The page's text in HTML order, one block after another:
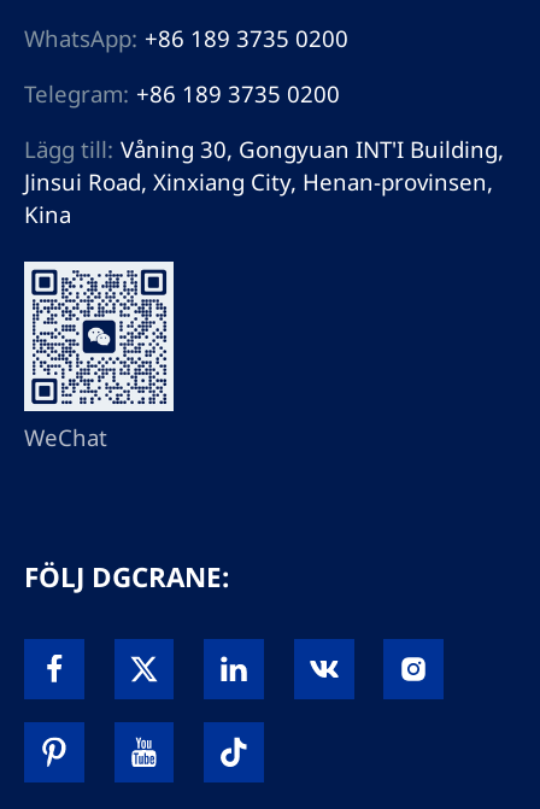
WhatsApp: +86 189 3735 0200
Telegram: +86 189 3735 0200
Lägg till: Våning 30, Gongyuan INT'I Building,
Jinsui Road, Xinxiang City, Henan-provinsen,
Kina
WeChat
FÖLJ DGCRANE: